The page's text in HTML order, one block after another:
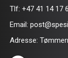
Tlf: +47 41 14 17
Email:
Adresse: